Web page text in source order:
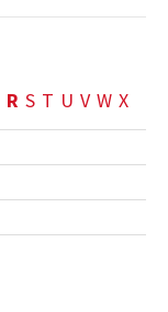
R S T U V W X